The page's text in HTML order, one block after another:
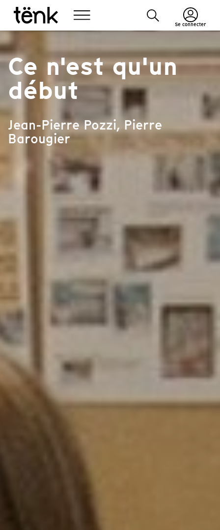
Se connecter
Ce n'est qu'un
début
Jean-Pierre Pozzi, Pierre
Barougier